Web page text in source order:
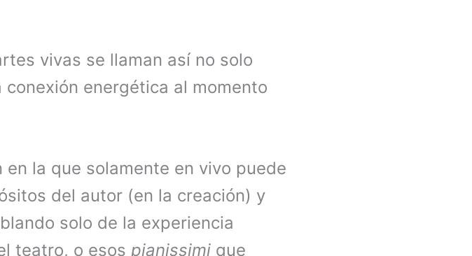
vivas se llaman así no solo
energética al momento
la que solamente en vivo puede
del autor (en la creación) y
solo de la experiencia
teatro, o esos pianissimi que